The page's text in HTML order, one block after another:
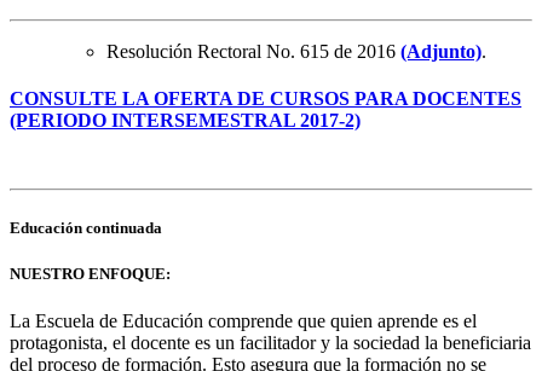
Resolución Rectoral No. 615 de 2016 (Adjunto).
CONSULTE LA OFERTA DE CURSOS PARA DOCENTES
(PERIODO INTERSEMESTRAL 2017-2)
Educación continuada
NUESTRO ENFOQUE:
La Escuela de Educación comprende que quien aprende es el
protagonista, el docente es un facilitador y la sociedad la beneficiaria
del proceso de formación. Esto asegura que la formación no se